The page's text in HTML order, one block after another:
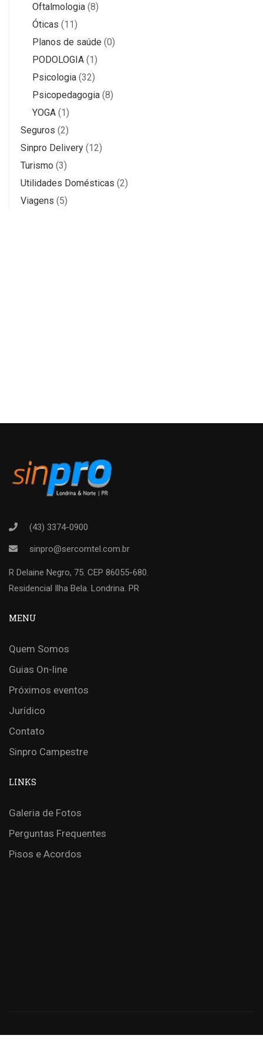
Oftalmologia (8)
Óticas (11)
Planos de saúde (0)
PODOLOGIA (1)
Psicologia (32)
Psicopedagogia (8)
YOGA (1)
Seguros (2)
Sinpro Delivery (12)
Turismo (3)
Utilidades Domésticas (2)
Viagens (5)
(43) 3374-0900
sinpro@sercomtel.com.br
R Delaine Negro, 75. CEP 86055-680.
Residencial Ilha Bela. Londrina. PR
MENU
Quem Somos
Guias On-line
Próximos eventos
Jurídico
Contato
Sinpro Campestre
LINKS
Galeria de Fotos
Perguntas Frequentes
Pisos e Acordos